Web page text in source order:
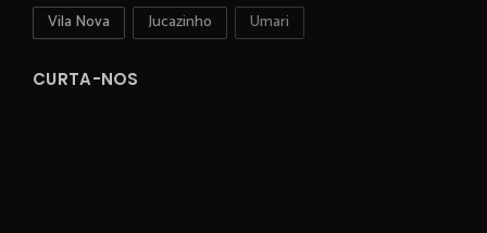
Vila Nova
Jucazinho Umari
CURTA-NOS